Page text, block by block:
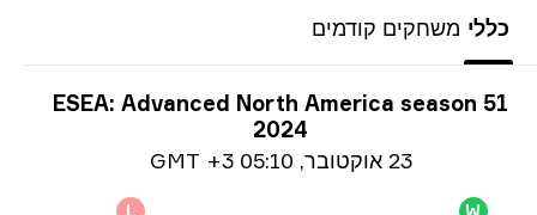
כללי משחקים קודמים
על טורניר
ESEA: Advanced North America season 51
2024
23 אוקטובר ,
05:10 GMT +3